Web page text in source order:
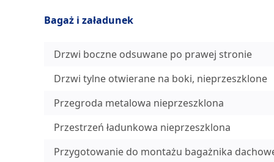
Bagaż i załadunek
Drzwi boczne odsuwane po prawej stronie
Drzwi tylne otwierane na boki, nieprzeszklone
Przegroda metalowa nieprzeszklona
Przestrzeń ładunkowa nieprzeszklona
Przygotowanie do montażu bagażnika